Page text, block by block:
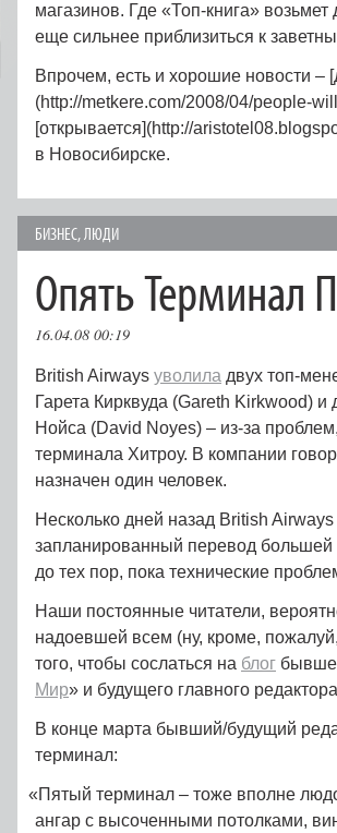
магазинов. Где «Топ-книга»
еще сильнее приблизиться к
Впрочем, есть и хорошие новости –
(http://metkere.com/2008/04/people-
[открывается](http://
в Новосибирске.
БИЗНЕС,ЛЮДИ
Опять Терминал
16.04.08 00:19
British Airways уволила двух топ-
Гарета Кирквуда (Gareth Kirkwood)
Нойса (David Noyes) – из-за
терминала Хитроу. В компании
назначен один человек.
Несколько дней назад British Airways
запланированный перевод
до тех пор, пока технические
Наши постоянные читатели,
надоевшей всем (ну, кроме,
того, чтобы сослаться на блог
Мир» и будущего главного
В конце марта бывший/будущий
терминал:
«Пятый терминал – тоже вполне
ангар с высоченными потолками,